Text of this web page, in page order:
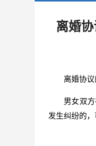
离婚
离婚协
男女双
发生纠纷的，